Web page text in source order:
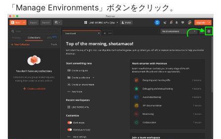
「Manage Environments」ボタンをクリック。